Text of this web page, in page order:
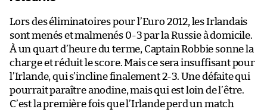
Lors des éliminatoires pour l’Euro 2012, les Irlandais
sont menés et malmenés 0-3 par la Russie à domicile.
À un quart d’heure du terme, Captain Robbie sonne la
charge et réduit le score. Mais ce sera insuffisant pour
l’Irlande, qui s’incline finalement 2-3. Une défaite qui
pourrait paraître anodine, mais qui est loin de l’être.
C’est la première fois que l’Irlande perd un match